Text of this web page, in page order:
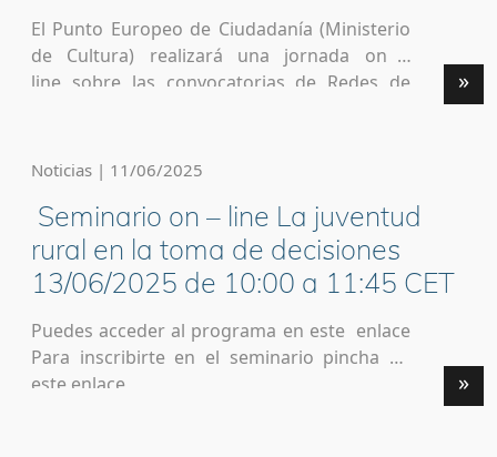
El Punto Europeo de Ciudadanía (Ministerio
de Cultura) realizará una jornada on –
line sobre las convocatorias de Redes de
Igualdad, Derechos y Valores (CERV)de la
Comisión Europea, el próximo jueves 23 de
enero. La jornada lleva por
título “Cooperación entre municipios y
participación ciudadana” y, además de
explicar las convocatorias, prioridades,
requisitos, etc., contaremos con dos casos
[…]
»
Noticias | 11/06/2025
Seminario on – line La juventud
rural en la toma de decisiones
13/06/2025 de 10:00 a 11:45 CET
Puedes acceder al programa en este enlace
Para inscribirte en el seminario pincha en
este enlace
»